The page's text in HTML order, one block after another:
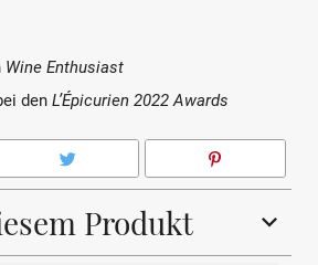
Wine Enthusiast
den L’Épicurien 2022 Awards
Produkt